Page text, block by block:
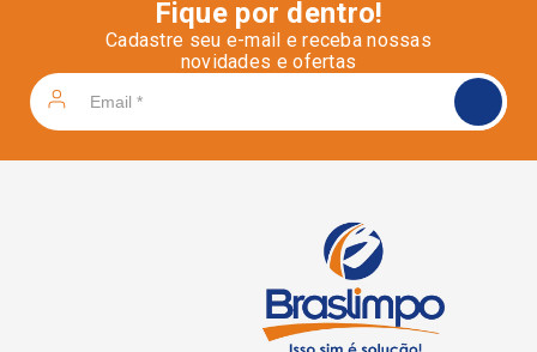
Fique por dentro!
Cadastre seu e-mail e receba nossas
novidades e ofertas